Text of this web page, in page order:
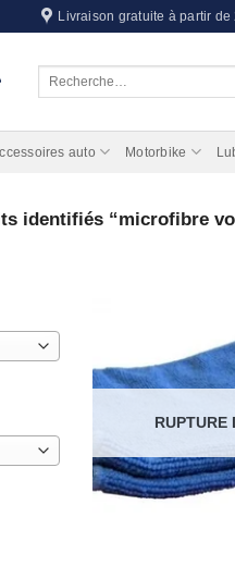
Livraison gratuite à partir
auto Motorbike
identifiés “microfibre
RUPTURE